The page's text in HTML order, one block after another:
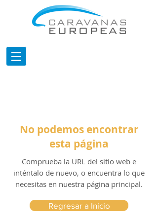
No podemos encontrar
esta página
Comprueba la URL del sitio web e
inténtalo de nuevo, o encuentra lo que
necesitas en nuestra página principal.
Regresar a Inicio